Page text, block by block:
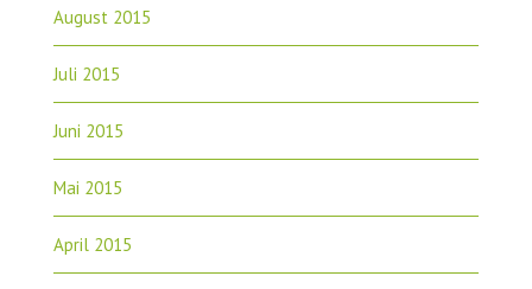
August 2015
Juli 2015
Juni 2015
Mai 2015
April 2015